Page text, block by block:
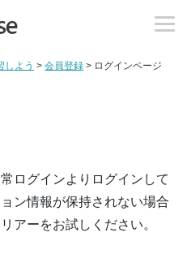
しよう > 会員登録 > ログインページ
ログインよりログインして
ン情報が保持されない場合
アーをお試しください。